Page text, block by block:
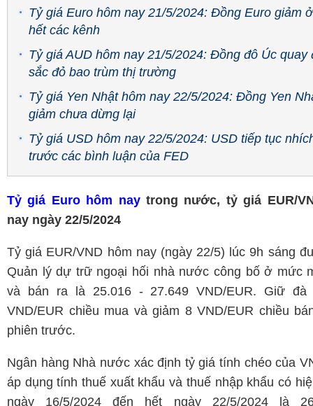
Tỷ giá Euro hôm nay 21/5/2024: Đồng Euro giảm
hết các kênh
Tỷ giá AUD hôm nay 21/5/2024: Đồng đô Úc quay
sắc đỏ bao trùm thị trường
Tỷ giá Yen Nhật hôm nay 22/5/2024: Đồng Yen
giảm chưa dừng lại
Tỷ giá USD hôm nay 22/5/2024: USD tiếp tục
trước các bình luận của FED
Tỷ giá Euro hôm naytrong nước, tỷ giá EUR/
nay ngày 22/5/2024
Tỷ giá EUR/VND hôm nay (ngày 22/5) lúc 9h sáng
Quản lý dự trữ ngoại hối nhà nước công bố ở mức
và bán ra là 25.016 - 27.649 VND/EUR. Giữ đà
VND/EUR chiều mua và giảm 8 VND/EUR chiều
phiên trước.
Ngân hàng Nhà nước xác định tỷ giá tính chéo của
áp dụng tính thuế xuất khẩu và thuế nhập khẩu có
ngày 16/5/2024 đến hết ngày 22/5/2024 là